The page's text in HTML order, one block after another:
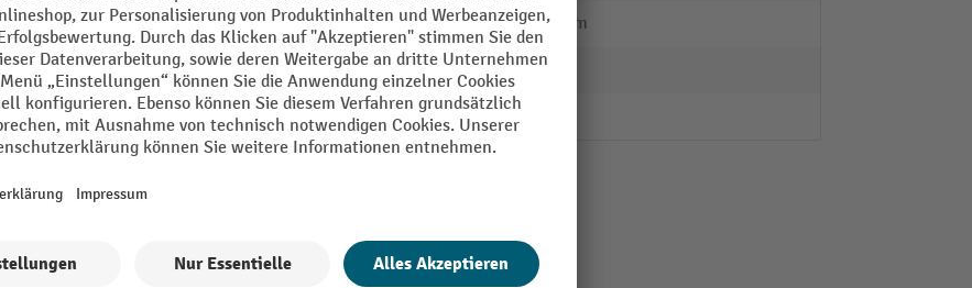
Lenkrolle Durchmesser 125 mm
Lenkrollen Anzahl 2 Stk.
Marke
Alle technische Details anzeigen